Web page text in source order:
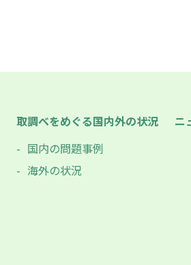
取調べをめぐる国内外の状況
国内の問題事例
海外の状況
ニ